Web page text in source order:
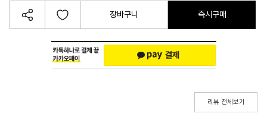
장바구니 즉시구매
리뷰 전체보기